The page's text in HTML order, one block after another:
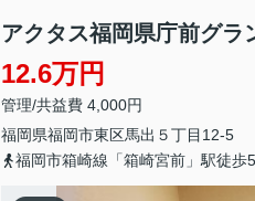
アクタス福岡県庁前グラ
12.6万円
管理/共益費 4,000円
福岡県福岡市東区馬出 ５丁目12-5
福岡市箱崎線「箱崎宮前」駅徒歩